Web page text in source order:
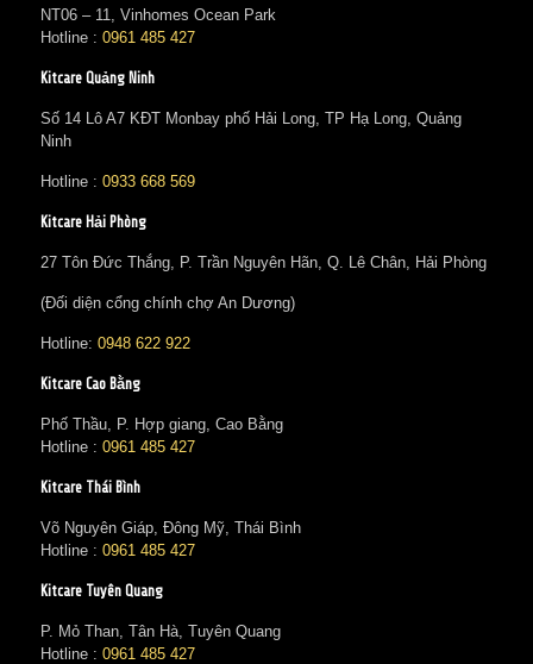
NT06 – 11, Vinhomes Ocean Park
Hotline : 0961 485 427
Kitcare Quảng Ninh
Số 14 Lô A7 KĐT Monbay phố Hải Long, TP Hạ Long, Quảng
Ninh
Hotline : 0933 668 569
Kitcare Hải Phòng
27 Tôn Đức Thắng, P. Trần Nguyên Hãn, Q. Lê Chân, Hải Phòng
(Đối diện cổng chính chợ An Dương)
Hotline: 0948 622 922
Kitcare Cao Bằng
Phố Thầu, P. Hợp giang, Cao Bằng
Hotline : 0961 485 427
Kitcare Thái Bình
Võ Nguyên Giáp, Đông Mỹ, Thái Bình
Hotline : 0961 485 427
Kitcare Tuyên Quang
P. Mỏ Than, Tân Hà, Tuyên Quang
Hotline : 0961 485 427